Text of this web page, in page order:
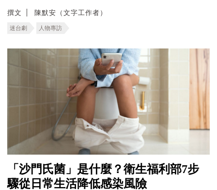
撰文 陳默安（文字工作者）
迷台劇 人物專訪
「沙門氏菌」是什麼？衛生福利部7步
驟從日常生活降低感染風險